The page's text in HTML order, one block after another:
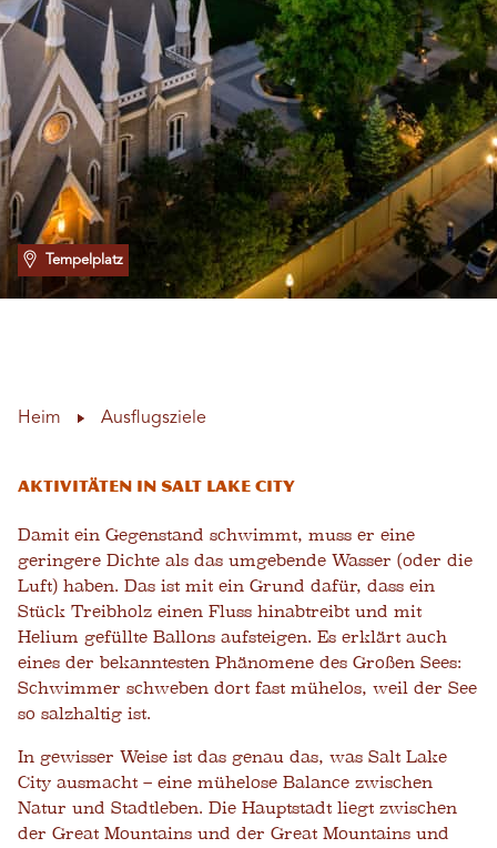
Tempelplatz
Heim Ausflugsziele
Aktivitäten in Salt Lake City
Damit ein Gegenstand schwimmt, muss er eine
geringere Dichte als das umgebende Wasser (oder die
Luft) haben. Das ist mit ein Grund dafür, dass ein
Stück Treibholz einen Fluss hinabtreibt und mit
Helium gefüllte Ballons aufsteigen. Es erklärt auch
eines der bekanntesten Phänomene des Großen Sees:
Schwimmer schweben dort fast mühelos, weil der See
so salzhaltig ist.
In gewisser Weise ist das genau das, was Salt Lake
City ausmacht – eine mühelose Balance zwischen
Natur und Stadtleben. Die Hauptstadt liegt zwischen
der Great Mountains und der Great Mountains und